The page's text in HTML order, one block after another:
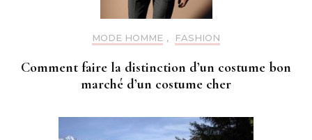
MODE HOMME , FASHION
Comment faire la distinction d’un costume bon
marché d’un costume cher